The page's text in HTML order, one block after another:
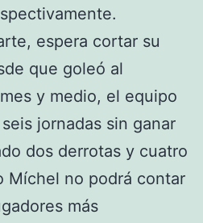
espera cortar su
que goleó al
y medio, el equipo
jornadas sin ganar
dos derrotas y cuatro
Míchel no podrá contar
más